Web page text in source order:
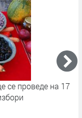
се проведе на 17